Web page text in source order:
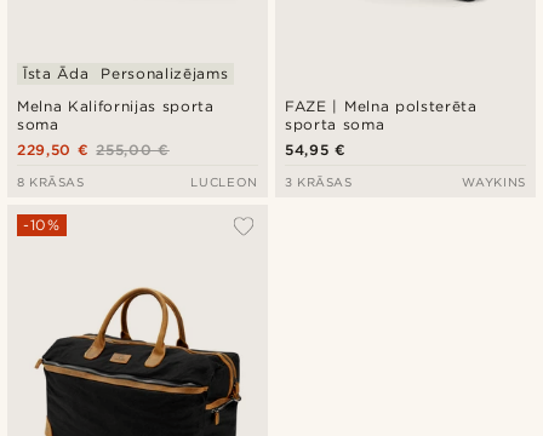
Melna Kalifornijas sporta
soma
Īsta Āda Personalizējams
255,00 €
229,50 €
8 KRĀSAS LUCLEON
FAZE | Melna polsterēta
sporta soma
54,95 €
3 KRĀSAS WAYKINS
-10%